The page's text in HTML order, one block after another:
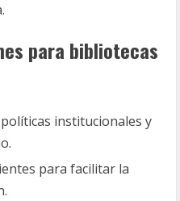
para bibliotecas
institucionales y
para facilitar la